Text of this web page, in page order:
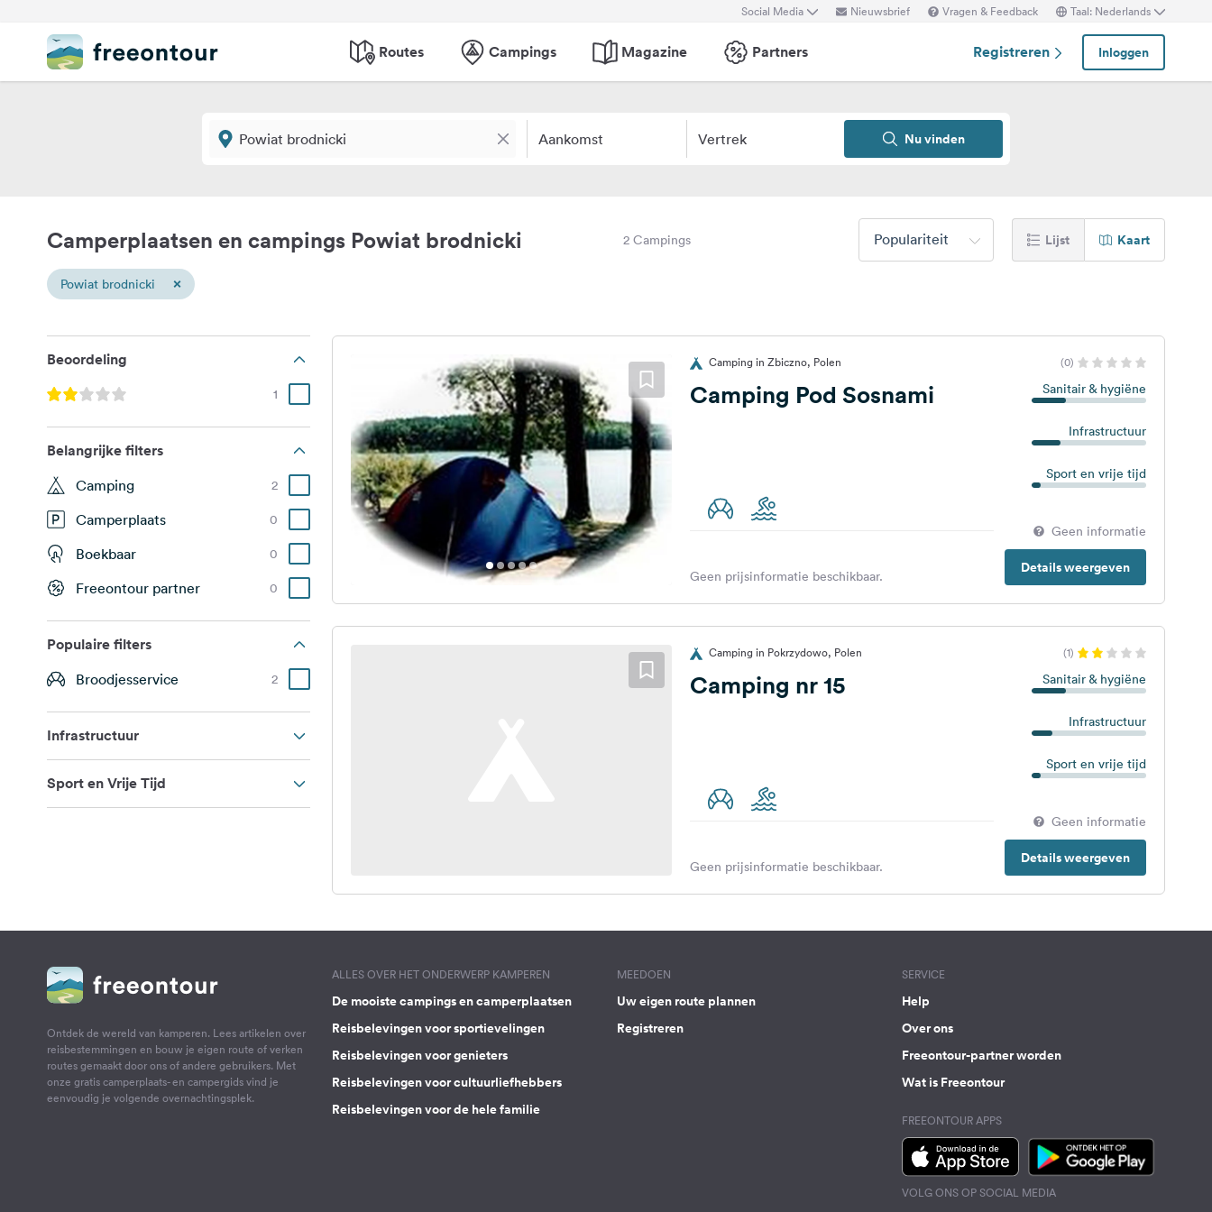
Social Media Nieuwsbrief Vragen & Feedback Taal: Nederlands
Routes Campings Magazine Partners Registreren Inloggen
Aankomst Vertrek Nu vinden
Camperplaatsen en campings Powiat brodnicki 2 Campings Populariteit Lijst Kaart
Powiat brodnicki ×
Beoordeling
1
Belangrijke filters
Camping 2
Camperplaats 0
Boekbaar 0
Freeontour partner 0
Populaire filters
Broodjesservice 2
Infrastructuur
Sport en Vrije Tijd
Camping in Zbiczno, Polen (0)
Camping Pod Sosnami Sanitair & hygiëne
Infrastructuur
Sport en vrije tijd
Geen informatie
Details weergeven
Geen prijsinformatie beschikbaar.
Camping in Pokrzydowo, Polen (1)
Camping nr 15 Sanitair & hygiëne
Infrastructuur
Sport en vrije tijd
Geen informatie
Details weergeven
Geen prijsinformatie beschikbaar.
Ontdek de wereld van kamperen. Lees artikelen over
reisbestemmingen en bouw je eigen route of verken
routes gemaakt door ons of andere gebruikers. Met
onze gratis camperplaats- en campergids vind je
eenvoudig je volgende overnachtingsplek.
ALLES OVER HET ONDERWERP KAMPEREN
De mooiste campings en camperplaatsen
Reisbelevingen voor sportievelingen
Reisbelevingen voor genieters
Reisbelevingen voor cultuurliefhebbers
Reisbelevingen voor de hele familie
MEEDOEN
Uw eigen route plannen
Registreren
SERVICE
Help
Over ons
Freeontour-partner worden
Wat is Freeontour
FREEONTOUR APPS
VOLG ONS OP SOCIAL MEDIA